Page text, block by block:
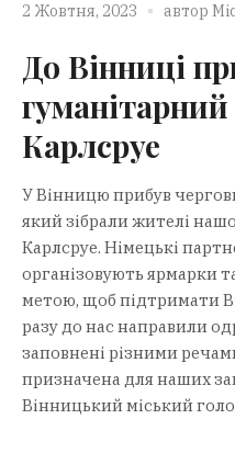
2 Жовтня, 2023 автор
До Вінниці
Карлсруе
У Вінницю прибув
який зібрали жителі
Карлсруе. Німецькі
організовують ярмарки
метою, щоб підтримати
разу до нас направили
заповнені різними
призначена для наших
Вінницький міський